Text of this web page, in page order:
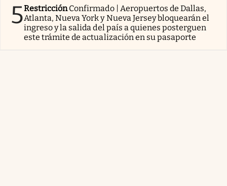
5RestricciónConfirmado | Aeropuertos de Dallas,
Atlanta, Nueva York y Nueva Jersey bloquearán el
ingreso y la salida del país a quienes posterguen
este trámite de actualización en su pasaporte